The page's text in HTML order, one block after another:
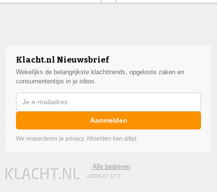
Klacht.nl Nieuwsbrief
Wekelijks de belangrijkste klachttrends, opgeloste zaken en
consumententips in je inbox.
Aanmelden
We respecteren je privacy. Afmelden kan altijd.
Alle bedrijven
v2026.07.17.1